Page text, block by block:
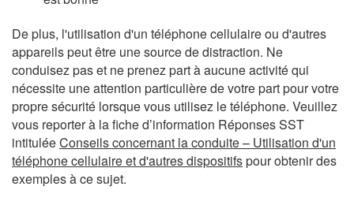
De plus, l'utilisation d'un téléphone cellulaire ou d'autres
appareils peut être une source de distraction. Ne
conduisez pas et ne prenez part à aucune activité qui
nécessite une attention particulière de votre part pour votre
propre sécurité lorsque vous utilisez le téléphone. Veuillez
vous reporter à la fiche d’information Réponses SST
intituléeConseils concernant la conduite – Utilisation d'un
téléphone cellulaire et d'autres dispositifspour obtenir des
exemples à ce sujet.